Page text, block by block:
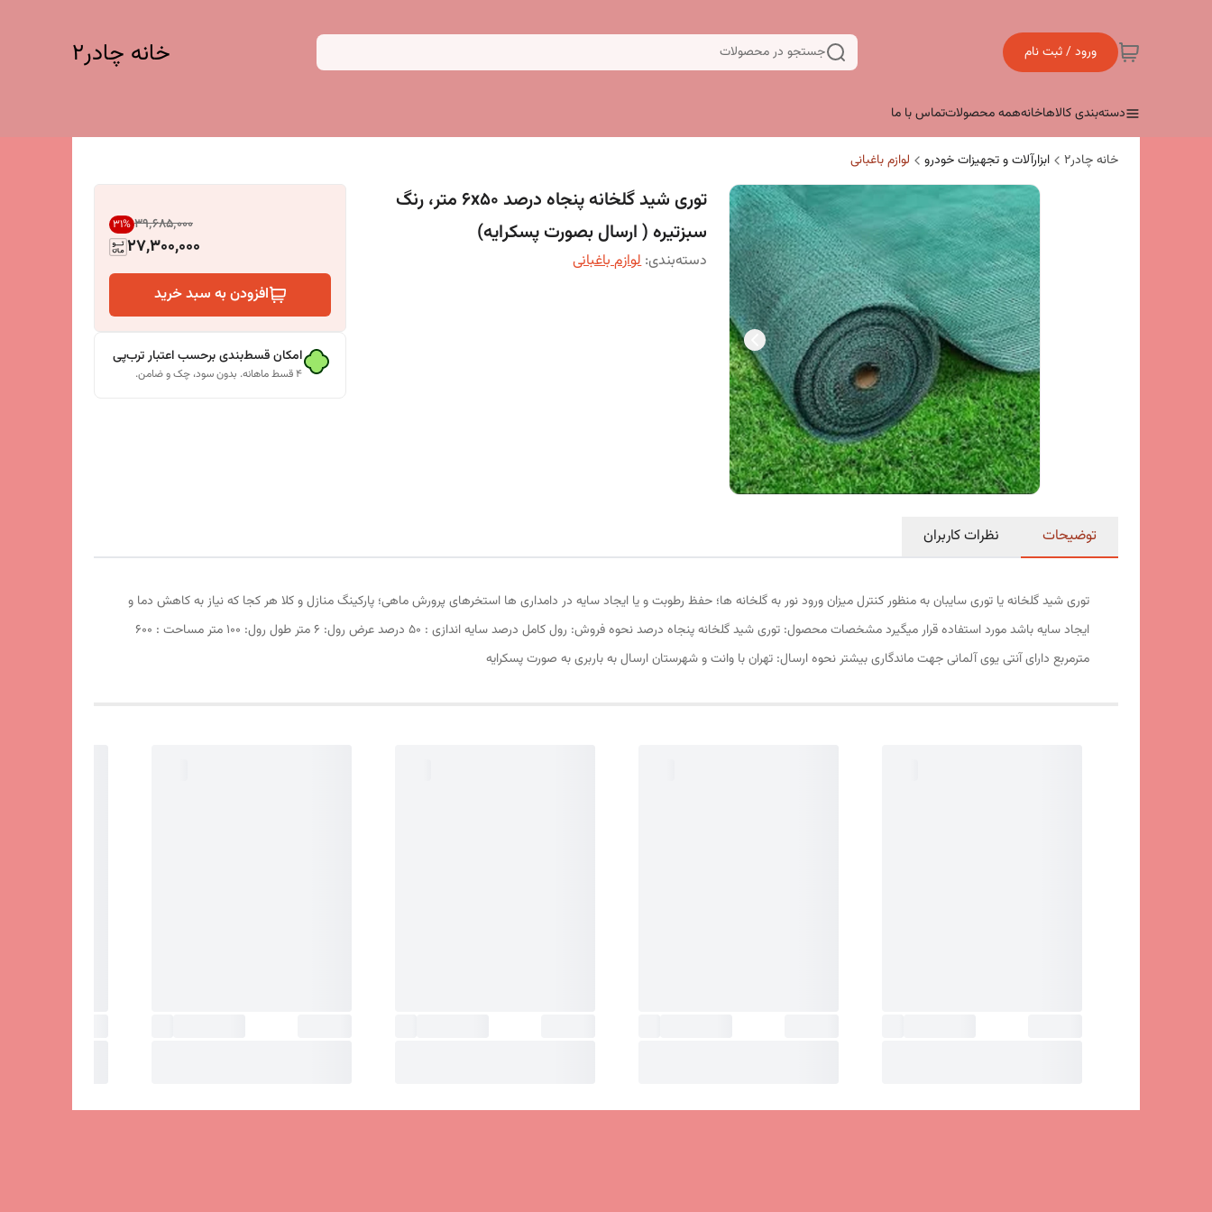
ورود / ثبت نام جستجو در محصولات خانه چادر۲
دسته‌بندی کالاهاخانههمه محصولاتتماس با ما
خانه چادر۲ ابزارآلات و تجهیزات خودرو لوازم باغبانی
توری شید گلخانه پنجاه درصد 6x50 متر، رنگ
سبزتیره ( ارسال بصورت پسکرایه)
دسته‌بندی:لوازم باغبانی
۳۹٬۶۸۵٬۰۰۰ 31%
27,300,000
افزودن به سبد خرید
امکان قسط‌بندی برحسب اعتبار ترب‌پی
۴ قسط ماهانه. بدون سود، چک و ضامن.
توضیحات نظرات کاربران
توری شید گلخانه یا توری سایبان به منظور کنترل میزان ورود نور به گلخانه ها؛ حفظ رطوبت و یا ایجاد سایه در دامداری ها استخرهای پرورش ماهی؛ پارکینگ منازل و کلا هر کجا که نیاز به کاهش دما و
ایجاد سایه باشد مورد استفاده قرار میگیرد مشخصات محصول: توری شید گلخانه پنجاه درصد نحوه فروش: رول کامل درصد سایه اندازی : 50 درصد عرض رول: 6 متر طول رول: 100 متر مساحت : 600
مترمربع دارای آنتی یوی آلمانی جهت ماندگاری بیشتر نحوه ارسال: تهران با وانت و شهرستان ارسال به باربری به صورت پسکرایه